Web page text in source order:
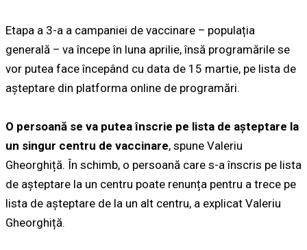
Etapa a 3-a a campaniei de vaccinare – populația
generală – va începe în luna aprilie, însă programările se
vor putea face începând cu data de 15 martie, pe lista de
așteptare din platforma online de programări.
O persoană se va putea înscrie pe lista de așteptare la
un singur centru de vaccinare, spune Valeriu
Gheorghiță. În schimb, o persoană care s-a înscris pe lista
de așteptare la un centru poate renunța pentru a trece pe
lista de așteptare de la un alt centru, a explicat Valeriu
Gheorghiță.